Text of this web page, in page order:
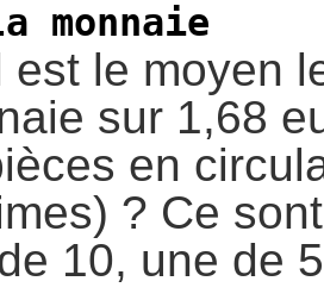
monnaie
est le moyen
sur 1,68
en
? Ce
10, une de